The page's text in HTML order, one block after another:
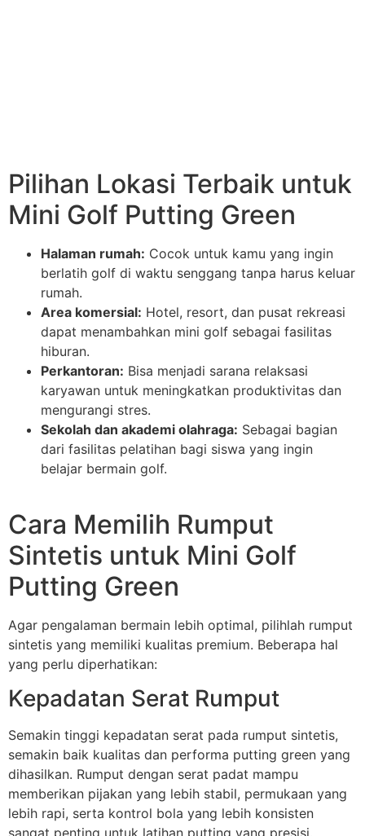
Pilihan Lokasi Terbaik untuk
Mini Golf Putting Green
Halaman rumah: Cocok untuk kamu yang ingin
berlatih golf di waktu senggang tanpa harus keluar
rumah.
Area komersial: Hotel, resort, dan pusat rekreasi
dapat menambahkan mini golf sebagai fasilitas
hiburan.
Perkantoran: Bisa menjadi sarana relaksasi
karyawan untuk meningkatkan produktivitas dan
mengurangi stres.
Sekolah dan akademi olahraga: Sebagai bagian
dari fasilitas pelatihan bagi siswa yang ingin
belajar bermain golf.
Cara Memilih Rumput
Sintetis untuk Mini Golf
Putting Green
Agar pengalaman bermain lebih optimal, pilihlah rumput
sintetis yang memiliki kualitas premium. Beberapa hal
yang perlu diperhatikan:
Kepadatan Serat Rumput
Semakin tinggi kepadatan serat pada rumput sintetis,
semakin baik kualitas dan performa putting green yang
dihasilkan. Rumput dengan serat padat mampu
memberikan pijakan yang lebih stabil, permukaan yang
lebih rapi, serta kontrol bola yang lebih konsisten
sangat penting untuk latihan putting yang presisi.